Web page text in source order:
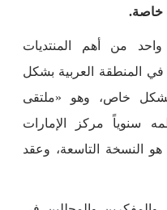
خاصة.
من أهم المنتديات
في المنطقة العربية بشكل
بشكل خاص، وهو «ملتقى
سنوياً مركز الإمارات
هو النسخة التاسعة، وعقد